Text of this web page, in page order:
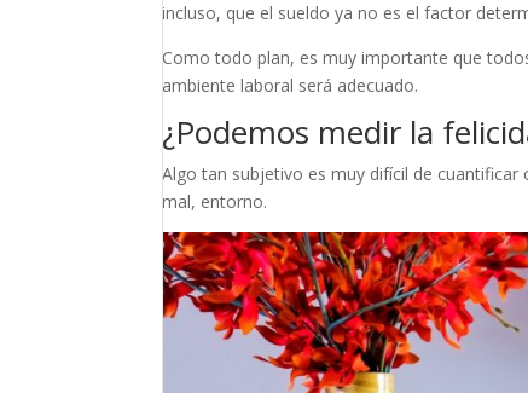
incluso, que el sueldo ya no es el factor
Como todo plan, es muy importante que
ambiente laboral será adecuado.
¿Podemos medir la
Algo tan subjetivo es muy difícil de
mal, entorno.